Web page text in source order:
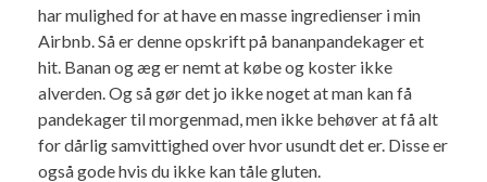
har mulighed for at have en masse ingredienser i min
Airbnb. Så er denne opskrift på bananpandekager et
hit. Banan og æg er nemt at købe og koster ikke
alverden. Og så gør det jo ikke noget at man kan få
pandekager til morgenmad, men ikke behøver at få alt
for dårlig samvittighed over hvor usundt det er. Disse er
også gode hvis du ikke kan tåle gluten.